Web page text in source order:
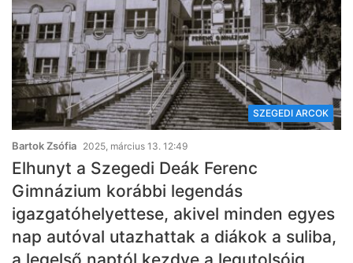
SZEGEDI ARCOK
Bartok Zsófia 2025, március 13. 12:49
Elhunyt a Szegedi Deák Ferenc
Gimnázium korábbi legendás
igazgatóhelyettese, akivel minden egyes
nap autóval utazhattak a diákok a suliba,